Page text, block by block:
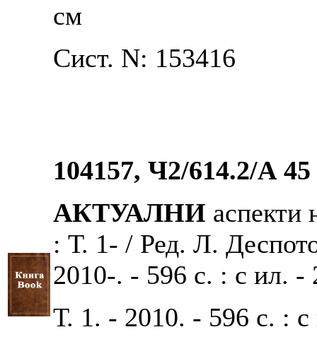
см
Сист. N: 153416
104157, Ч2/614.2/А 45
АКТУАЛНИ аспекти
: Т. 1- / Ред. Л.
2010-. - 596 с. : с ил. -
Т. 1. - 2010. - 596 с. : с